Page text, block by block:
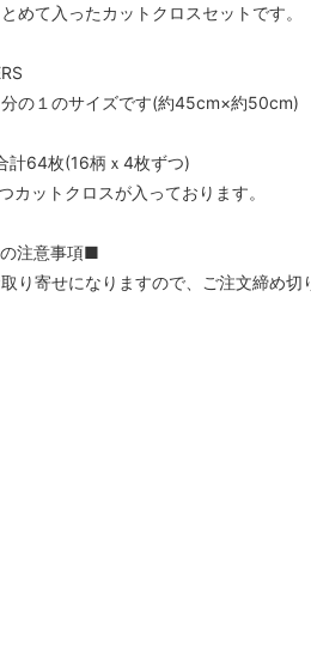
めて入ったカットクロスセットです。
分の１のサイズです(約45cm×約50cm)
計64枚(16柄ｘ4枚ずつ)
カットクロスが入っております。
注意事項■
り寄せになりますので、ご注文締め切